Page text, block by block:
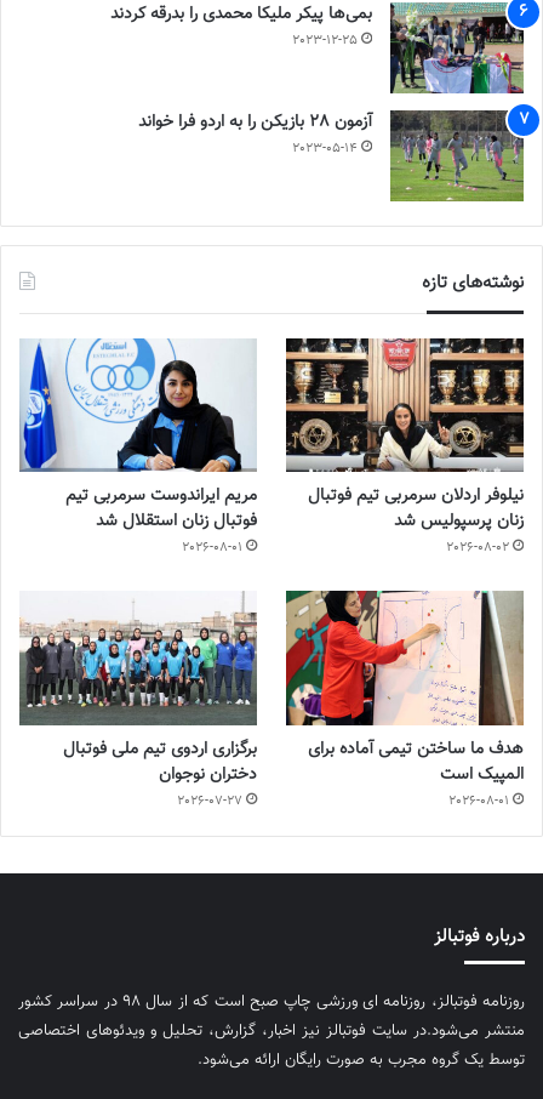
بمی‌ها پیکر ملیکا محمدی را بدرقه کردند
2023-12-25
آزمون 28 بازیکن را به اردو فرا خواند
2023-05-14
نوشته‌های تازه
نیلوفر اردلان سرمربی تیم فوتبال
زنان پرسپولیس شد
2026-08-02
مریم ایراندوست سرمربی تیم
فوتبال زنان استقلال شد
2026-08-01
هدف ما ساختن تیمی آماده برای
المپیک است
2026-08-01
برگزاری اردوی تیم ملی فوتبال
دختران نوجوان
2026-07-27
درباره فوتبالز
روزنامه فوتبالز، روزنامه ای ورزشی چاپ صبح است که از سال ۹۸ در سراسر کشور
منتشر می‌شود.در سایت فوتبالز نیز اخبار، گزارش، تحلیل و ویدئوهای اختصاصی
توسط یک گروه مجرب به صورت رایگان ارائه می‌شود.